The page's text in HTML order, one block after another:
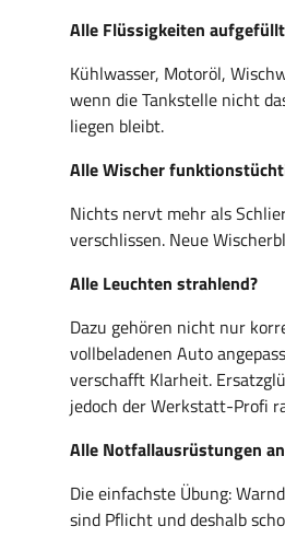
Alle Flüssigkeiten
Kühlwasser, Motoröl,
wenn die Tankstelle nicht
liegen bleibt.
Alle Wischer
Nichts nervt mehr als
verschlissen. Neue
Alle Leuchten strahlend?
Dazu gehören nicht nur
vollbeladenen Auto
verschafft Klarheit.
jedoch der Werkstatt-Profi
Alle Notfallausrüstungen
Die einfachste Übung:
sind Pflicht und deshalb